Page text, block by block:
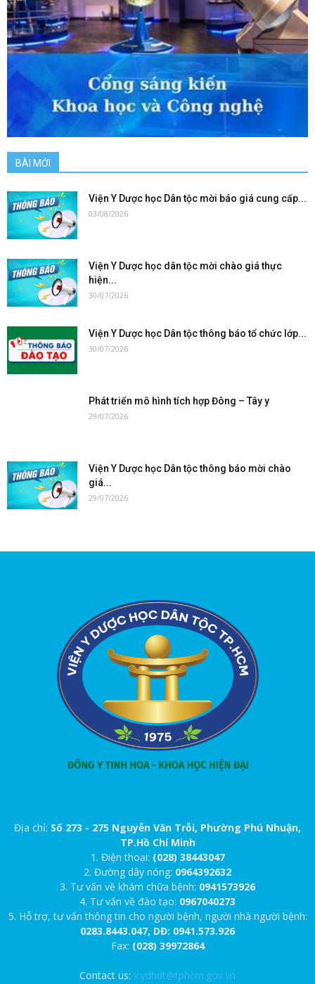
BÀI MỚI
Viện Y Dược học Dân tộc mời báo giá cung cấp...
03/08/2026
Viện Y Dược học dân tộc mời chào giá thực
hiện...
30/07/2026
Viện Y Dược học Dân tộc thông báo tổ chức lớp...
30/07/2026
Phát triển mô hình tích hợp Đông – Tây y
29/07/2026
Viện Y Dược học Dân tộc thông báo mời chào
giá...
29/07/2026
Địa chỉ: Số 273 - 275 Nguyễn Văn Trỗi, Phường Phú Nhuận,
TP.Hồ Chí Minh
1. Điện thoại: (028) 38443047
2. Đường dây nóng: 0964392632
3. Tư vấn về khám chữa bệnh: 0941573926
4. Tư vấn về đào tạo: 0967040273
5. Hỗ trợ, tư vấn thông tin cho người bệnh, người nhà người bệnh:
0283.8443.047, DĐ: 0941.573.926
Fax: (028) 39972864
Contact us: v.ydhdt@tphcm.gov.vn